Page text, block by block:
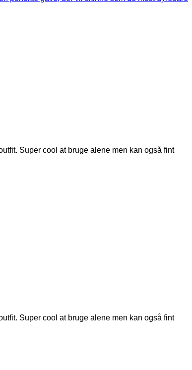
Super cool at bruge alene men kan også fint
Super cool at bruge alene men kan også fint